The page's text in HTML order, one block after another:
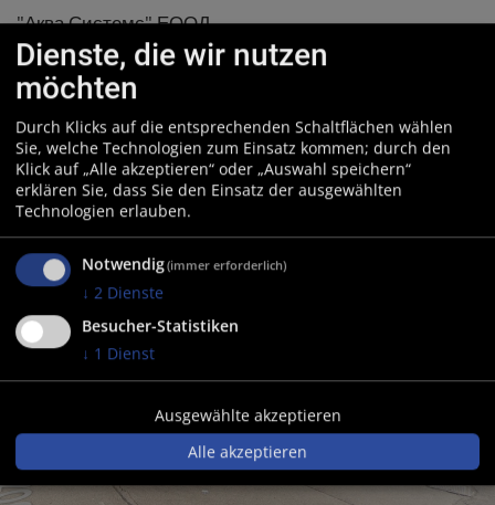
"Аква Системс" ЕООД
Пловдив 4000, България,
Асеновградско шосе 1
tel: 00359 32 623755
e-mail: aquasystems@abv.bg
web:www.aquasys-bg.com
Dienste, die wir nutzen
möchten
Durch Klicks auf die entsprechenden Schaltflächen wählen
Sie, welche Technologien zum Einsatz kommen; durch den
Klick auf „Alle akzeptieren“ oder „Auswahl speichern“
erklären Sie, dass Sie den Einsatz der ausgewählten
Technologien erlauben.
Notwendig(immer erforderlich)
↓ 2 Dienste
Besucher-Statistiken
↓ 1 Dienst
Ausgewählte akzeptieren
Alle akzeptieren